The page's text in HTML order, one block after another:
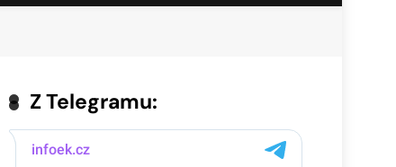
Z Telegramu: